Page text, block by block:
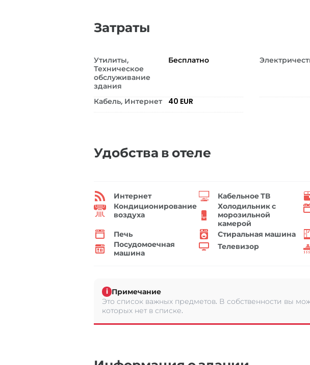
Затраты
Утилиты,
Техническое
обслуживание
здания
Бесплатно
Кабель, Интернет 40 EUR
Удобства в отеле
Интернет Кабельное ТВ
Кондиционирование
воздуха
Холодильник с
морозильной
камерой
Печь Стиральная машина
Посудомоечная
машина
Телевизор
i Примечание
Это список важных предметов. В собственности вы
которых нет в списке.